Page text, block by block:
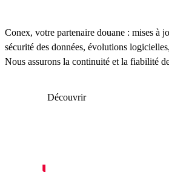
Conex, votre partenaire douane : mises à
sécurité des données, évolutions
Nous assurons la continuité et la fiabilité
Découvrir